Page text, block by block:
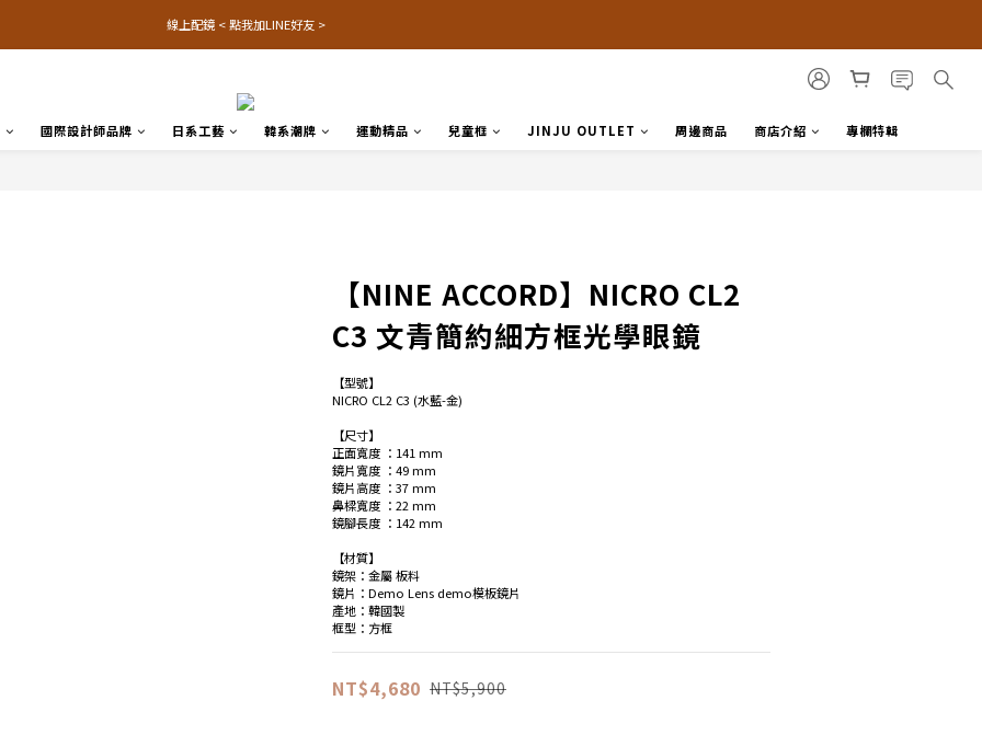
線上配鏡 < 點我加LINE好友 >
國際設計師品牌 日系工藝 韓系潮牌 運動精品 兒童框 JINJU OUTLET 周邊商品 商店介紹 專欄特輯
【NINE ACCORD】NICRO CL2
C3 文青簡約細方框光學眼鏡
【型號】
NICRO CL2 C3 (水藍-金)
【尺寸】
正面寬度 ：141 mm
鏡片寬度 ：49 mm
鏡片高度 ：37 mm
鼻樑寬度 ：22 mm
鏡腳長度 ：142 mm
【材質】
鏡架：金屬 板料
鏡片：Demo Lens demo模板鏡片
產地：韓國製
框型：方框
NT$4,680 NT$5,900